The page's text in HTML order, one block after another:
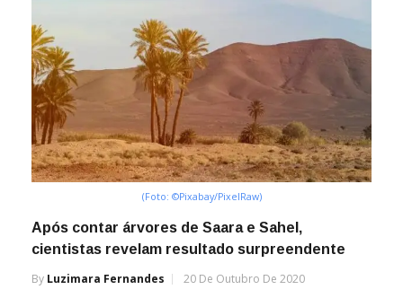
(Foto: ©Pixabay/PixelRaw)
Após contar árvores de Saara e Sahel,
cientistas revelam resultado surpreendente
By Luzimara Fernandes 20 De Outubro De 2020